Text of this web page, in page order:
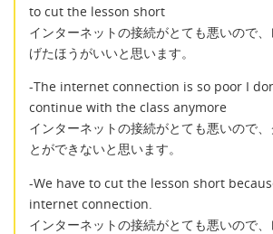
to cut the lesson short
インターネットの接続がとても悪いので
げたほうがいいと思います。
-The internet connection is so poor I
continue with the class anymore
インターネットの接続がとても悪いので
とができないと思います。
-We have to cut the lesson short
internet connection.
インターネットの接続がとても悪いので